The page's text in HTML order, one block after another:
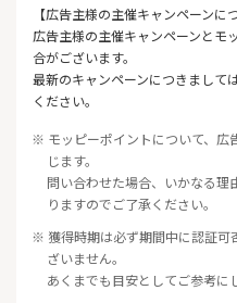
【広告主様の主催キャンペーンに
広告主様の主催キャンペーンとモ
合がございます。
最新のキャンペーンにつきまして
ください。
※ モッピーポイントについて、広
じます。
問い合わせた場合、いかなる理
りますのでご了承ください。
※ 獲得時期は必ず期間中に認証可
ざいません。
あくまでも目安としてご参考に